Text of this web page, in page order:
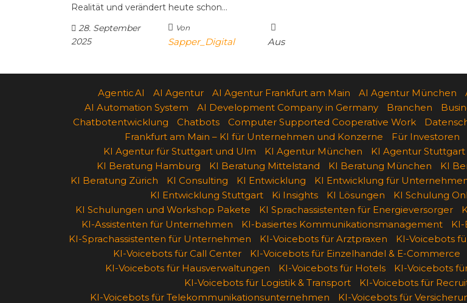
Realität und verändert heute schon…
28. September
2025
Von
Sapper_Digital Aus
Agentic AI AI Agentur AI Agentur Frankfurt am Main AI Agentur München
AI Automation System
AI Development Company in Germany Branchen
Chatbotentwicklung
Chatbots Computer Supported Cooperative Work
Frankfurt am Main – KI für Unternehmen und Konzerne
Für Investoren
KI Agentur für Stuttgart und Ulm
KI Agentur München KI Agentur Stuttgart
KI Beratung Hamburg
KI Beratung Mittelstand KI Beratung München KI
KI Beratung Zürich
KI Consulting KI Entwicklung KI Entwicklung für
KI Entwicklung Stuttgart
Ki Insights KI Lösungen KI Schulung
KI Schulungen und Workshop Pakete
KI Sprachassistenten für Energieversorger
KI-Assistenten für Unternehmen
KI-basiertes Kommunikationsmanagement
KI-Sprachassistenten für Unternehmen
KI-Voicebots für Arztpraxen KI-Voicebots
KI-Voicebots für Call Center
KI-Voicebots für Einzelhandel & E-Commerce
KI-Voicebots für Hausverwaltungen
KI-Voicebots für Hotels KI-Voicebots
KI-Voicebots für Logistik & Transport
KI-Voicebots für
KI-Voicebots für Telekommunikationsunternehmen
KI-Voicebots für